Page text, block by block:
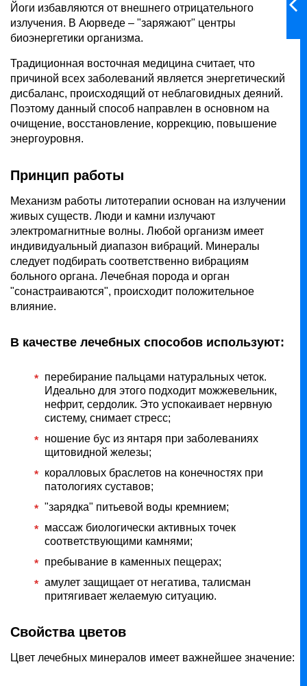
Йоги избавляются от внешнего отрицательного
излучения. В Аюрведе – "заряжают" центры
биоэнергетики организма.
Традиционная восточная медицина считает, что
причиной всех заболеваний является энергетический
дисбаланс, происходящий от неблаговидных деяний.
Поэтому данный способ направлен в основном на
очищение, восстановление, коррекцию, повышение
энергоуровня.
Принцип работы
Механизм работы литотерапии основан на излучении
живых существ. Люди и камни излучают
электромагнитные волны. Любой организм имеет
индивидуальный диапазон вибраций. Минералы
следует подбирать соответственно вибрациям
больного органа. Лечебная порода и орган
"сонастраиваются", происходит положительное
влияние.
В качестве лечебных способов используют:
перебирание пальцами натуральных четок.
Идеально для этого подходит можжевельник,
нефрит, сердолик. Это успокаивает нервную
систему, снимает стресс;
ношение бус из янтаря при заболеваниях
щитовидной железы;
коралловых браслетов на конечностях при
патологиях суставов;
"зарядка" питьевой воды кремнием;
массаж биологически активных точек
соответствующими камнями;
пребывание в каменных пещерах;
амулет защищает от негатива, талисман
притягивает желаемую ситуацию.
Свойства цветов
Цвет лечебных минералов имеет важнейшее значение: